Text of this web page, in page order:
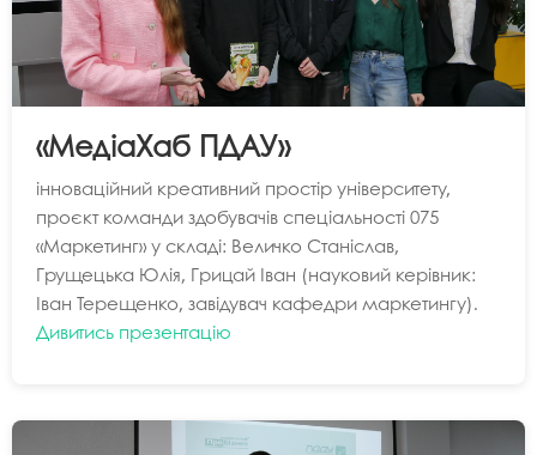
«МедіаХаб ПДАУ»
інноваційний креативний простір університету,
проєкт команди здобувачів спеціальності 075
«Маркетинг» у складі: Величко Станіслав,
Грущецька Юлія, Грицай Іван (науковий керівник:
Іван Терещенко, завідувач кафедри маркетингу).
Дивитись презентацію